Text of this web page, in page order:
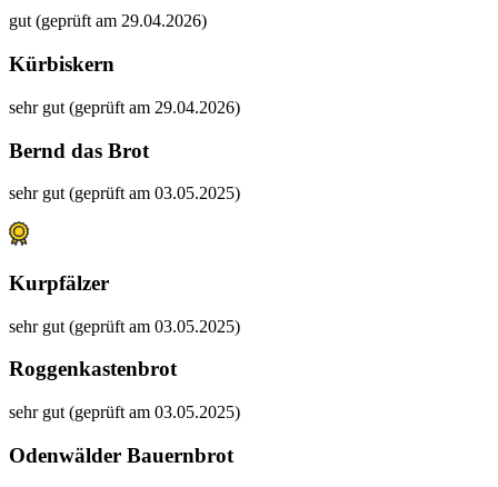
gut (geprüft am 29.04.2026)
Kürbiskern
sehr gut (geprüft am 29.04.2026)
Bernd das Brot
sehr gut (geprüft am 03.05.2025)
Kurpfälzer
sehr gut (geprüft am 03.05.2025)
Roggenkastenbrot
sehr gut (geprüft am 03.05.2025)
Odenwälder Bauernbrot